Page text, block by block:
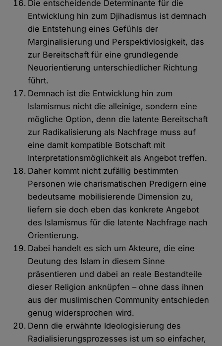
Die entscheidende Determinante für die
Entwicklung hin zum Djihadismus ist demnach
die Entstehung eines Gefühls der
Marginalisierung und Perspektivlosigkeit, das
zur Bereitschaft für eine grundlegende
Neuorientierung unterschiedlicher Richtung
führt.
Demnach ist die Entwicklung hin zum
Islamismus nicht die alleinige, sondern eine
mögliche Option, denn die latente Bereitschaft
zur Radikalisierung als Nachfrage muss auf
eine damit kompatible Botschaft mit
Interpretationsmöglichkeit als Angebot treffen.
Daher kommt nicht zufällig bestimmten
Personen wie charismatischen Predigern eine
bedeutsame mobilisierende Dimension zu,
liefern sie doch eben das konkrete Angebot
des Islamismus für die latente Nachfrage nach
Orientierung.
Dabei handelt es sich um Akteure, die eine
Deutung des Islam in diesem Sinne
präsentieren und dabei an reale Bestandteile
dieser Religion anknüpfen – ohne dass ihnen
aus der muslimischen Community entschieden
genug widersprochen wird.
Denn die erwähnte Ideologisierung des
Radialisierungsprozesses ist um so einfacher,